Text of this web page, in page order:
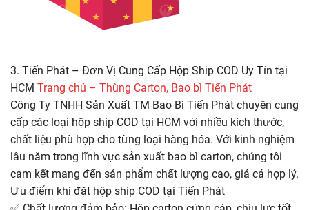
3. Tiến Phát – Đơn Vị Cung Cấp Hộp Ship COD Uy Tín tại
HCM Trang chủ – Thùng Carton, Bao bì Tiến Phát
Công Ty TNHH Sản Xuất TM Bao Bì Tiến Phát chuyên cung
cấp các loại hộp ship COD tại HCM với nhiều kích thước,
chất liệu phù hợp cho từng loại hàng hóa. Với kinh nghiệm
lâu năm trong lĩnh vực sản xuất bao bì carton, chúng tôi
cam kết mang đến sản phẩm chất lượng cao, giá cả hợp lý.
Ưu điểm khi đặt hộp ship COD tại Tiến Phát